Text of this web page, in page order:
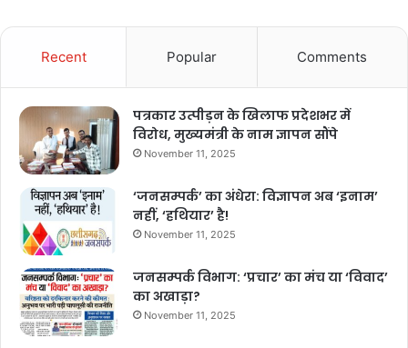
Recent Popular Comments
पत्रकार उत्पीड़न के खिलाफ प्रदेशभर में
विरोध, मुख्यमंत्री के नाम ज्ञापन सौंपे
November 11, 2025
‘जनसम्पर्क’ का अंधेरा: विज्ञापन अब ‘इनाम’
नहीं, ‘हथियार’ है!
November 11, 2025
जनसम्पर्क विभाग: ‘प्रचार’ का मंच या ‘विवाद’
का अखाड़ा?
November 11, 2025